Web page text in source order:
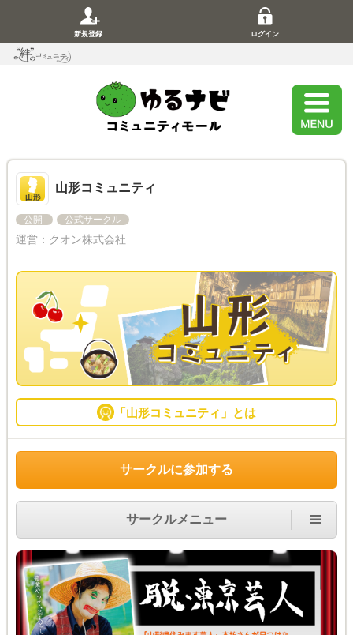
新規登録 ログイン
山形コミュニティ
公開 公式サークル
運営： クオン株式会社
「山形コミュニティ」とは
サークルに参加する
サークルメニュー